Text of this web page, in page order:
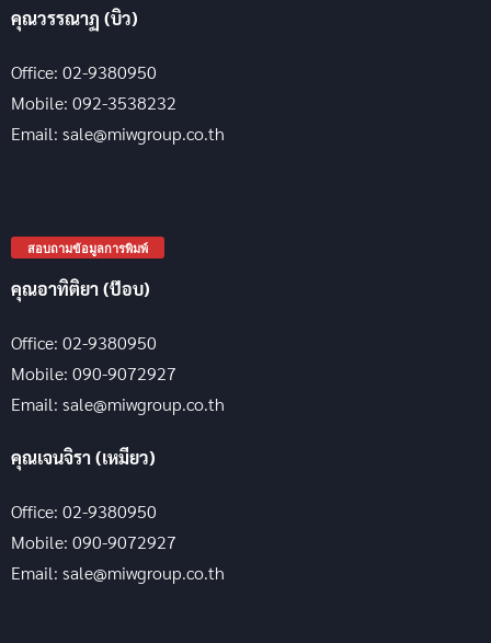
คุณวรรณาฏ (บิว)
Office: 02-9380950
Mobile: 092-3538232
Email: sale@miwgroup.co.th
สอบถามข้อมูลการพิมพ์
คุณอาทิติยา (ป๊อบ)
Office: 02-9380950
Mobile: 090-9072927
Email: sale@miwgroup.co.th
คุณเจนจิรา (เหมียว)
Office: 02-9380950
Mobile: 090-9072927
Email: sale@miwgroup.co.th